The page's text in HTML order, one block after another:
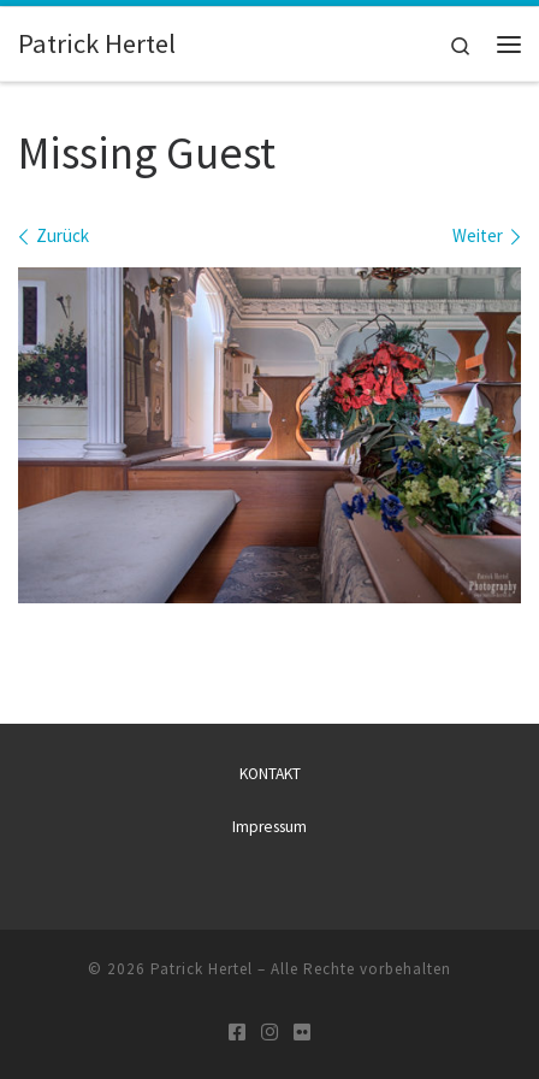
Zum Inhalt springen
Patrick Hertel
Search
Missing Guest
Bilder Navigation
Zurück Weiter
KONTAKT
Impressum
© 2026 Patrick Hertel – Alle Rechte vorbehalten